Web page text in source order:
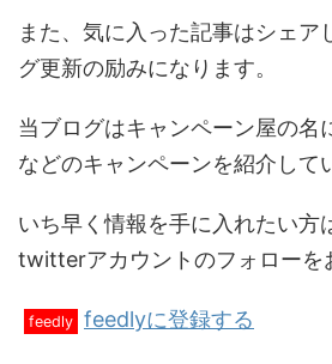
また、気に入った記事はシェア
グ更新の励みになります。
当ブログはキャンペーン屋の名
などのキャンペーンを紹介して
いち早く情報を手に入れたい方
twitterアカウントのフォローを
feedly feedlyに登録する